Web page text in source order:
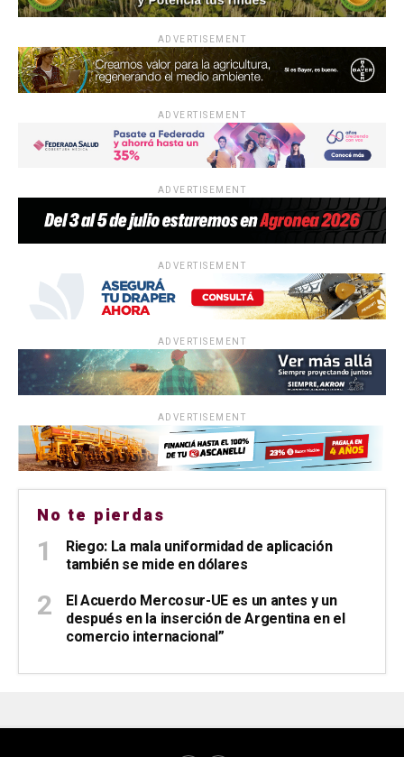
ADVERTISEMENT
ADVERTISEMENT
ADVERTISEMENT
ADVERTISEMENT
ADVERTISEMENT
ADVERTISEMENT
No te pierdas
Riego: La mala uniformidad de aplicación
también se mide en dólares
El Acuerdo Mercosur-UE es un antes y un
después en la inserción de Argentina en el
comercio internacional”